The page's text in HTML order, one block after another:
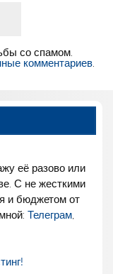
со спамом.
комментариев
её разово или
С не жесткими
и бюджетом от
Телеграм,